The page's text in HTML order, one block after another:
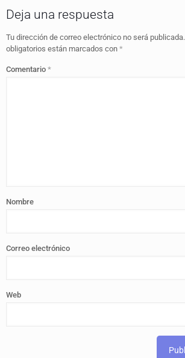
Deja una respuesta
Tu dirección de correo electrónico no será publicada.
obligatorios están marcados con *
Comentario *
Nombre
Correo electrónico
Web